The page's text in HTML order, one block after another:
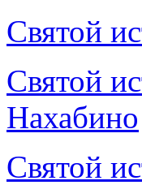
Святой
Святой
Нахабино
Святой